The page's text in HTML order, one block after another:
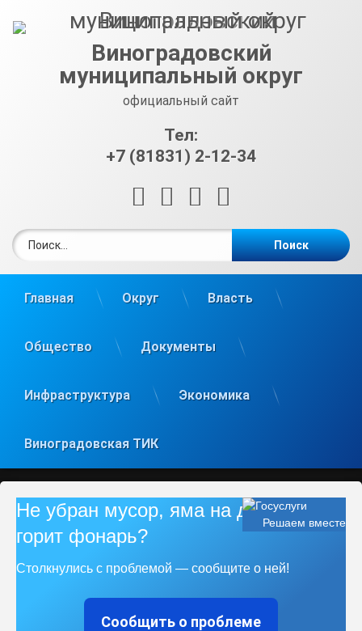
Виноградовский
муниципальный округ
официальный сайт
Тел:
+7 (81831) 2-12-34
RSS E-mailВКонтакте
Главная Округ Власть
Общество Документы
Инфраструктура Экономика
Виноградовская ТИК
Решаем вместе
Не убран мусор, яма на дороге, не
горит фонарь?
Столкнулись с проблемой — сообщите о ней!
Сообщить о проблеме